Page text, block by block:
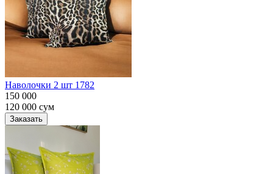
Наволочки 2 шт 1782
150 000
120 000 сум
Заказать